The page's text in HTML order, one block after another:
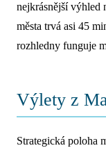
nejkrásnější výhled
města trvá asi 45
rozhledny funguje
Výlety z
Strategická poloha